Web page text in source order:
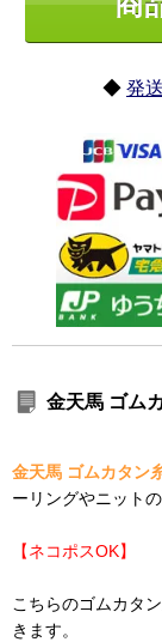
◆ 発
金天馬 ゴム
金天馬 ゴムカタン
ーリングやニット
【ネコポスOK】
こちらのゴムカタ
きます。